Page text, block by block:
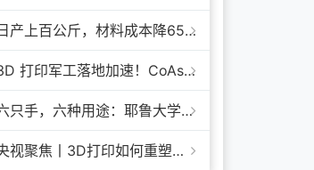
日产上百公斤，材料成本降65%+，领科汇创FGF颗粒料3D打印机
3D 打印军工落地加速！CoAspire 入选美军 FAMM 导弹项目，RAACM 巡航导弹依托增材制造推进量产
六只手，六种用途：耶鲁大学开发成本仅几百美元的3D打印多功能假肢套装
央视聚焦丨3D打印如何重塑航天制造——1毫米